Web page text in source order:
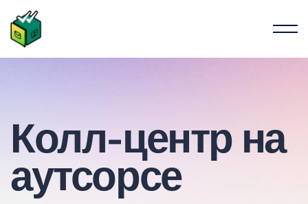
Колл-центр на
аутсорсе